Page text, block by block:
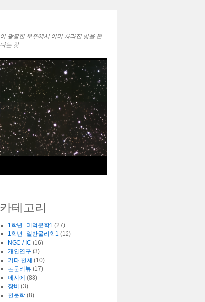
이 광활한 우주에서 ㅤㅤㅤㅤㅤㅤㅤㅤㅤㅤㅤㅤㅤㅤㅤ이미 사라진 빛을 본
다는 것
카테고리
1학년_미적분학1 (27)
1학년_일반물리학1 (12)
NGC / IC (16)
개인연구 (3)
기타 천체 (10)
논문리뷰 (17)
메시에 (88)
장비 (3)
천문학(8)